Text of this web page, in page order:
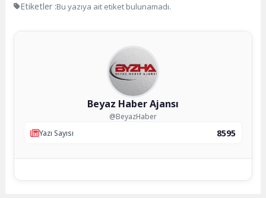
Etiketler :Bu yazıya ait etiket bulunamadı.
Beyaz Haber Ajansı
@BeyazHaber
Yazı Sayısı
8595